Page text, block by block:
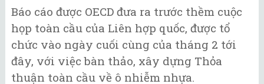
Báo cáo được OECD đưa ra trước thềm cuộc
họp toàn cầu của Liên hợp quốc, được tổ
chức vào ngày cuối cùng của tháng 2 tới
đây, với việc bàn thảo, xây dựng Thỏa
thuận toàn cầu về ô nhiễm nhựa.